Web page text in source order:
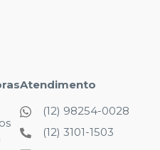
Atendimento
(12) 98254-0028
(12) 3101-1503